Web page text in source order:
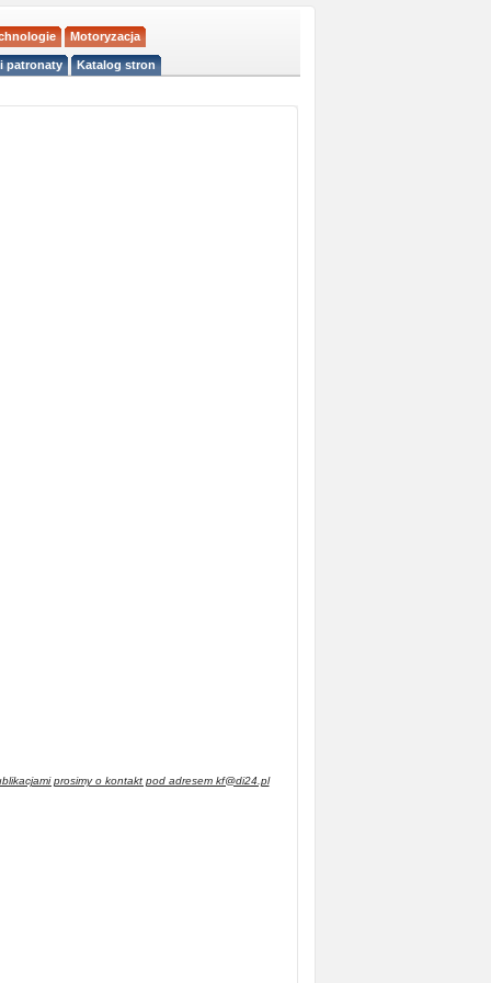
Motoryzacja
patronaty Katalog stron
prosimy o kontakt pod adresem kf@di24.pl